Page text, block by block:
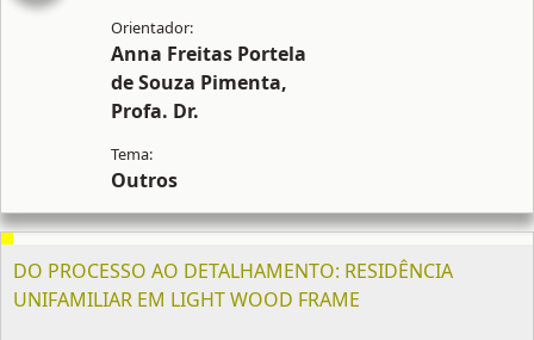
Anna Freitas Portela
de Souza Pimenta,
Profa. Dr.
Outros
DO PROCESSO AO DETALHAMENTO: RESIDÊNCIA
UNIFAMILIAR EM LIGHT WOOD FRAME